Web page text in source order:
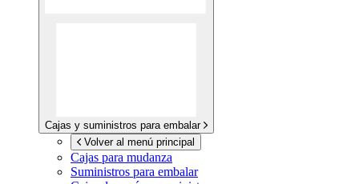
Cajas y suministros para embalar
Volver al menú principal
Cajas para mudanza
Suministros para embalar